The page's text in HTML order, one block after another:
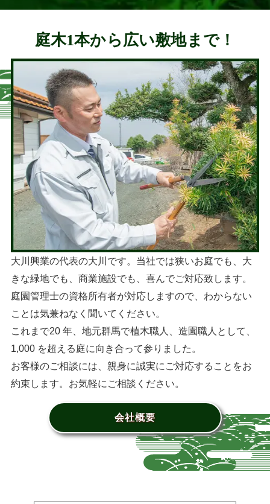
庭木1本から広い敷地まで！
大川興業の代表の大川です。当社では狭いお庭でも、大
きな緑地でも、商業施設でも、喜んでご対応致します。
庭園管理士の資格所有者が対応しますので、わからない
ことは気兼ねなく聞いてください。
これまで20 年、地元群馬で植木職人、造園職人として、
1,000 を超える庭に向き合って参りました。
お客様のご相談には、親身に誠実にご対応することをお
約束します。お気軽にご相談ください。
会社概要